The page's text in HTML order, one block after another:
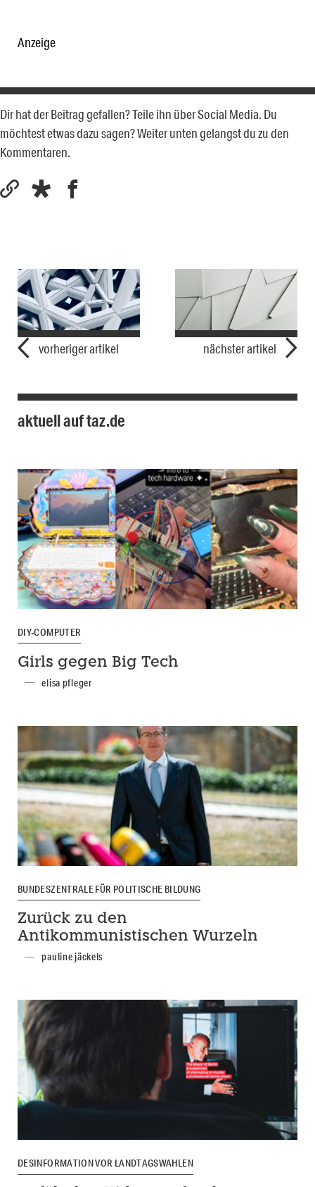
Anzeige
Dir hat der Beitrag gefallen? Teile ihn über Social Media. Du
möchtest etwas dazu sagen? Weiter unten gelangst du zu den
Kommentaren.
vorheriger artikel nächster artikel
aktuell auf taz.de
DIY-COMPUTER
Girls gegen Big Tech
elisa pfleger
BUNDESZENTRALE FÜR POLITISCHE BILDUNG
Zurück zu den
Antikommunistischen Wurzeln
pauline jäckels
DESINFORMATION VOR LANDTAGSWAHLEN